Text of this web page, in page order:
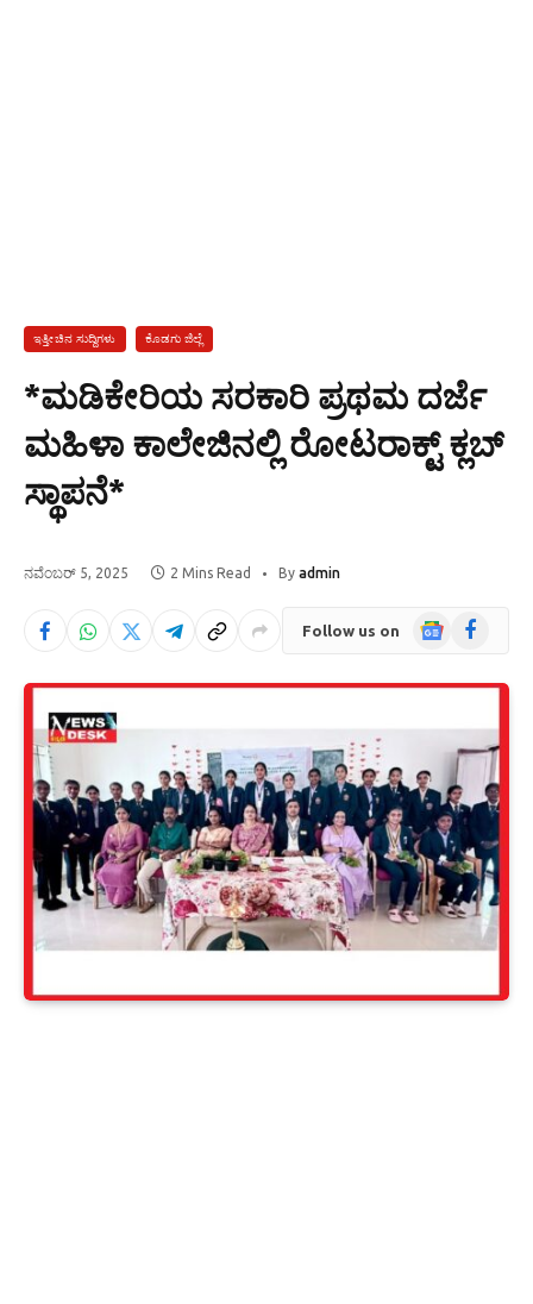
ಇತ್ತೀಚಿನ ಸುದ್ದಿಗಳು ಕೊಡಗು ಜಿಲ್ಲೆ
*ಮಡಿಕೇರಿಯ ಸರಕಾರಿ ಪ್ರಥಮ ದರ್ಜೆ
ಮಹಿಳಾ ಕಾಲೇಜಿನಲ್ಲಿ ರೋಟರಾಕ್ಟ್ ಕ್ಲಬ್
ಸ್ಥಾಪನೆ*
ನವೆಂಬರ್ 5, 2025 2 Mins Read By admin
Follow us on
GoogleFacebook